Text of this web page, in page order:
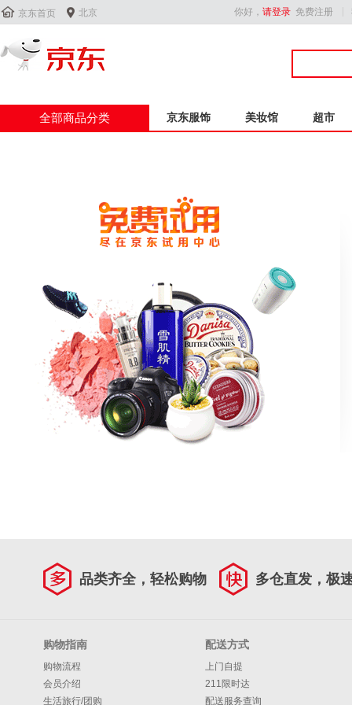
 京东首页  北京 你好， 请登录 免费注册
全部商品分类 京东服饰 美妆馆 超市
品类齐全，轻松购物 多仓直发，极
购物指南
购物流程
会员介绍
生活旅行/团购
配送方式
上门自提
211限时达
配送服务查询